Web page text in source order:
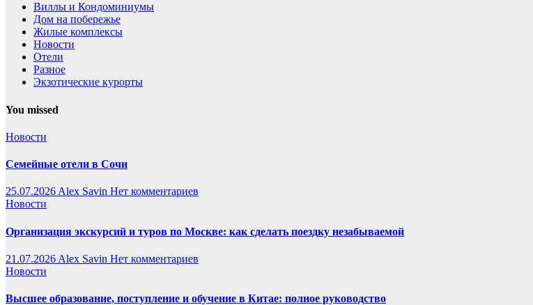
Виллы и Кондоминиумы
Дом на побережье
Жилые комплексы
Новости
Отели
Разное
Экзотические курорты
You missed
Новости
Семейные отели в Сочи
25.07.2026 Alex Savin Нет комментариев
Новости
Организация экскурсий и туров по Москве: как сделать поездку незабываемой
21.07.2026 Alex Savin Нет комментариев
Новости
Высшее образование, поступление и обучение в Китае: полное руководство